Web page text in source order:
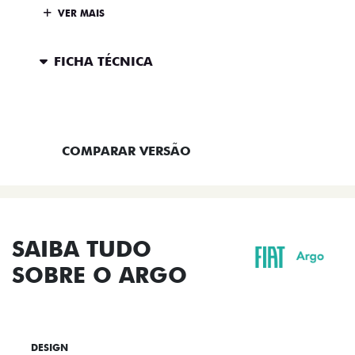
VER MAIS
FICHA TÉCNICA
COMPARAR VERSÃO
SAIBA TUDO
SOBRE O ARGO
DESIGN